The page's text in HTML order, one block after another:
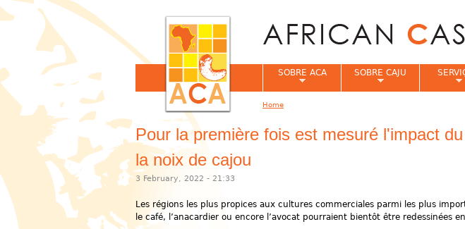
Pour la première fois est mesuré l'impact
la noix de cajou
3 February, 2022 - 21:33
Les régions les plus propices aux cultures commerciales parmi les plus
le café, l’anacardier ou encore l’avocat pourraient bientôt être redessinées
SOBRE ACA SOBRE CAJU
Home